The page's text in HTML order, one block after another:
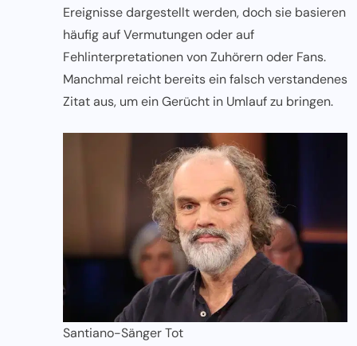
Ereignisse dargestellt werden, doch sie basieren
häufig auf Vermutungen oder auf
Fehlinterpretationen von Zuhörern oder Fans.
Manchmal reicht bereits ein falsch verstandenes
Zitat aus, um ein Gerücht in Umlauf zu bringen.
Santiano-Sänger Tot